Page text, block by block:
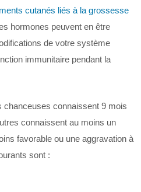
cutanés liés à la grossesse
hormones peuvent en être
de votre système
immunitaire pendant la
chanceuses connaissent 9 mois
connaissent au moins un
favorable ou une aggravation à
sont :